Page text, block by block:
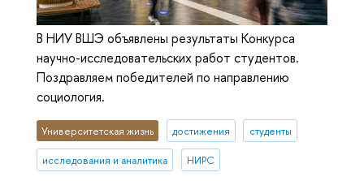
В НИУ ВШЭ объявлены результаты Конкурса
научно-исследовательских работ студентов.
Поздравляем победителей по направлению
социология.
Университетская жизнь достижения студенты
исследования и аналитика НИРС